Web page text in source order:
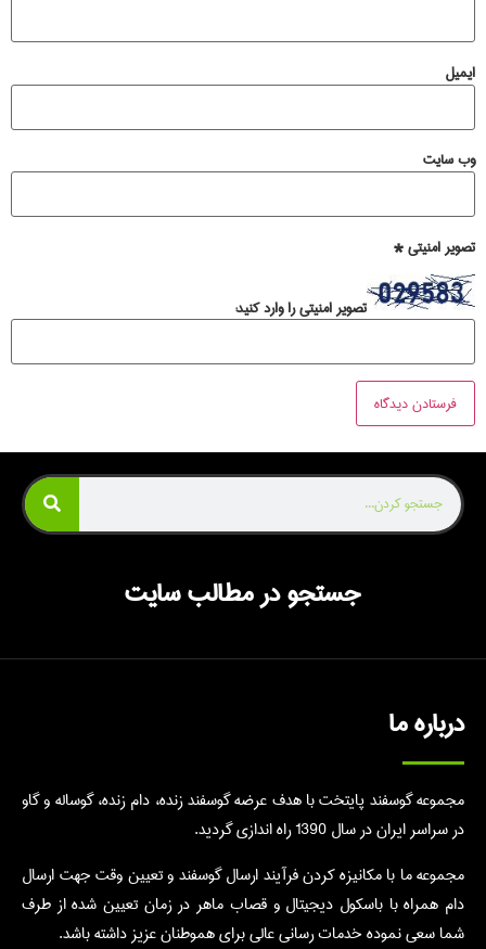
ایمیل
وب‌ سایت
تصویر امنیتی*
تصویر امنیتی را وارد کنید:
جستجو در مطالب سایت
درباره ما
مجموعه گوسفند پایتخت با هدف عرضه گوسفند زنده، دام زنده، گوساله و گاو
در سراسر ایران در سال 1390 راه اندازی گردید.
مجموعه ما با مکانیزه کردن فرآیند ارسال گوسفند و تعیین وقت جهت ارسال
دام همراه با باسکول دیجیتال و قصاب ماهر در زمان تعیین شده از طرف
شما سعی نموده خدمات رسانی عالی برای هموطنان عزیز داشته باشد.